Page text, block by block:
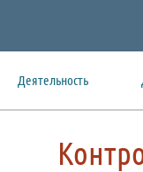
Деятельность